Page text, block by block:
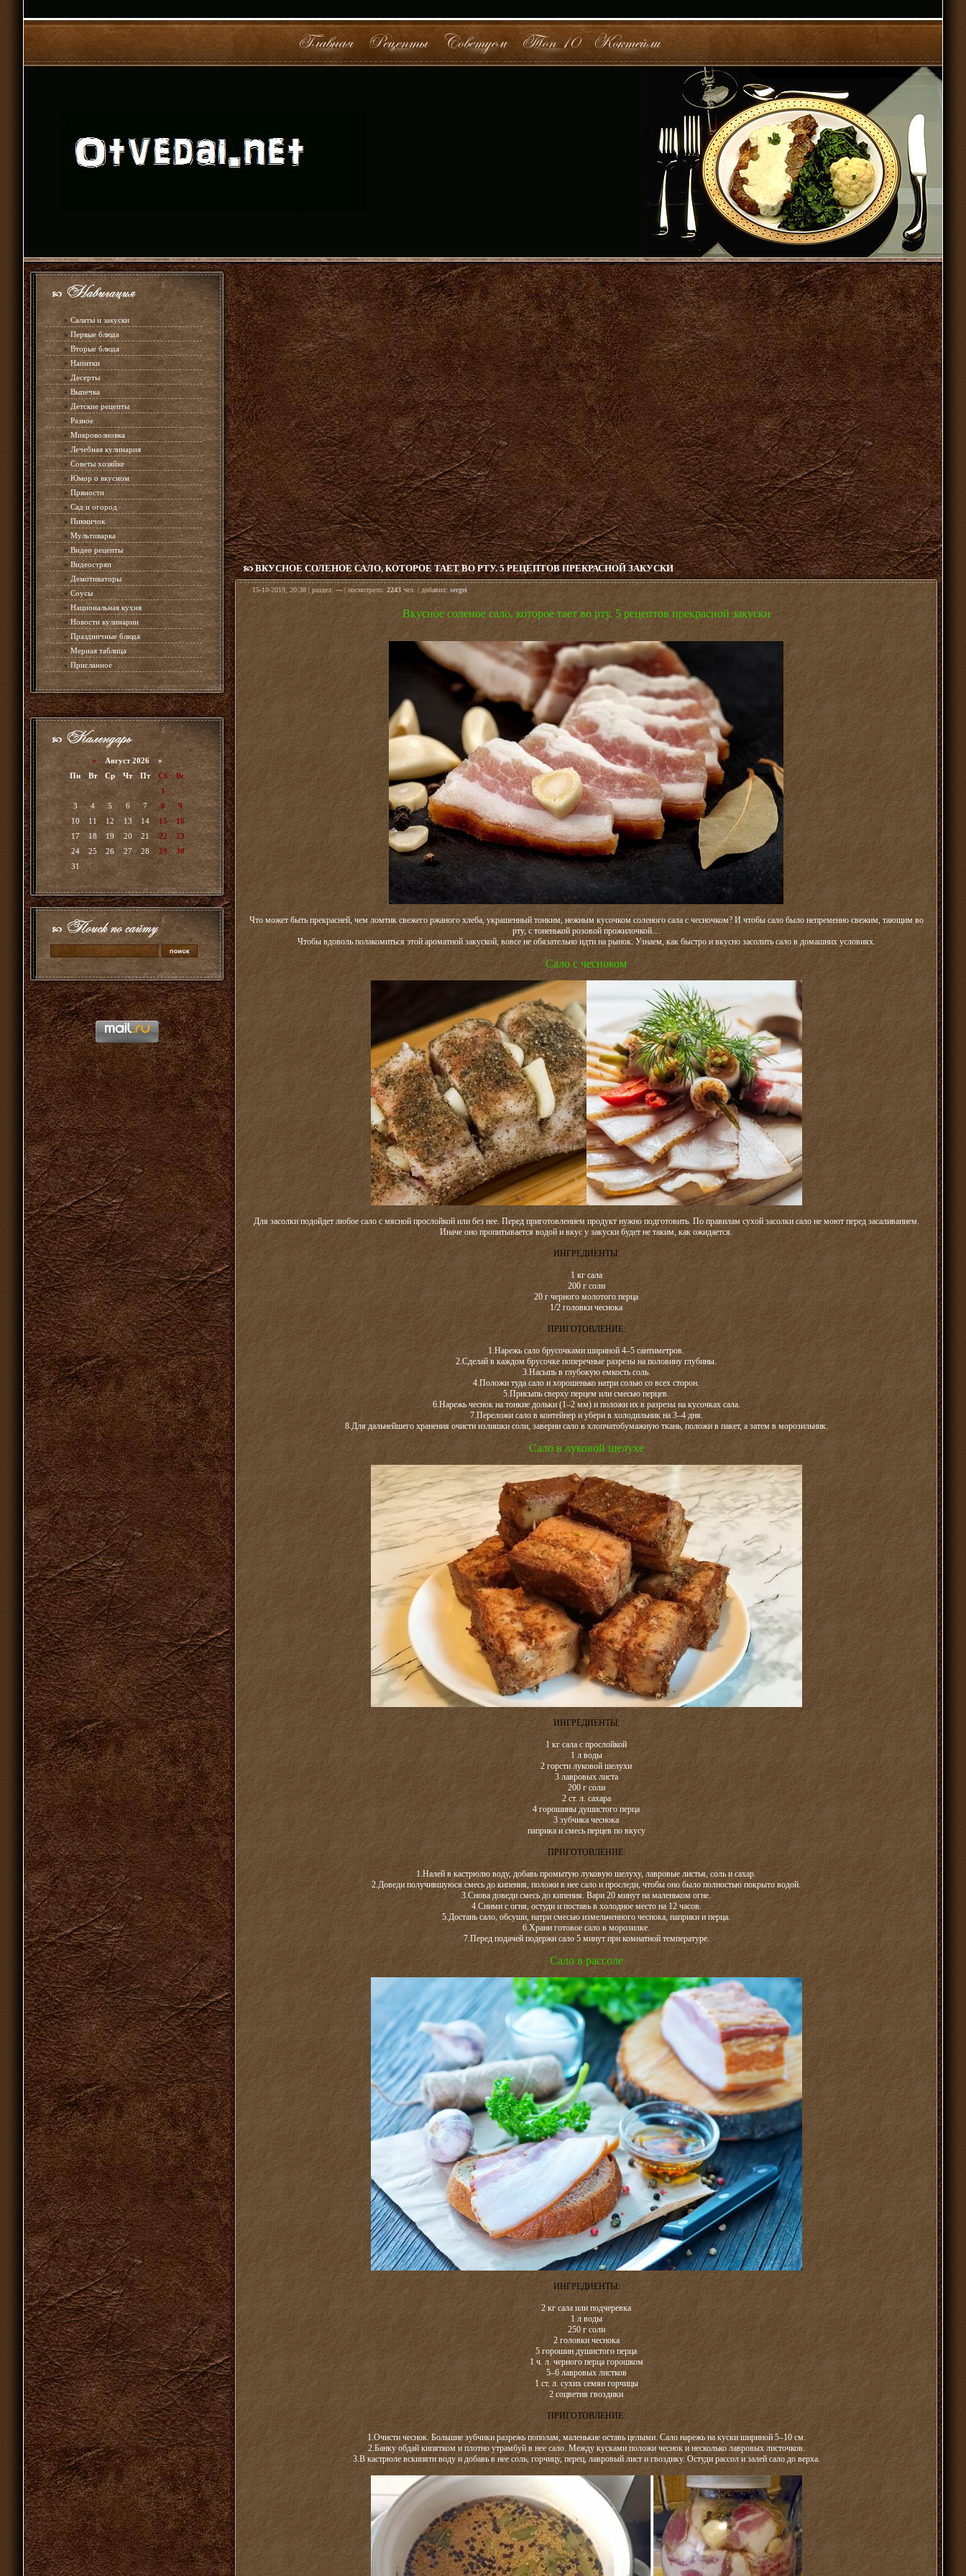
» Салаты и закуски
» Первые блюда
» Вторые блюда
» Напитки
»Десерты
» Выпечка
» Детские рецепты
» Разное
» Микроволновка
» Лечебная кулинария
» Советы хозяйке
» Юмор о вкусном
» Пряности
» Сад и огород
» Пикничок
» Мультиварка
» Видео рецепты
» Видеостряп
» Демотиваторы
» Соусы
» Национальная кухня
» Новости кулинарии
» Праздничные блюда
» Мерная таблица
» Присланное
« Август 2026 »
Пн
Вт Ср Чт Пт Сб
Вс
1
2
3
4 5 6 7 8
9
10
11 12 13 14 15
16
17
18 19 20 21 22
23
24
25 26 27 28 29
30
31
ВКУСНОЕ СОЛЕНОЕ САЛО, КОТОРОЕ ТАЕТ ВО РТУ. 5 РЕЦЕПТОВ ПРЕКРАСНОЙ ЗАКУСКИ
15-10-2019, 20:38 | раздел:--- | посмотрело: 2243 чел. | добавил: sergei
Вкусное соленое сало, которое тает во рту. 5 рецептов прекрасной закуски
Что может быть прекрасней, чем ломтик свежего ржаного хлеба, украшенный тонким, нежным кусочком соленого сала с чесночком? И чтобы сало было непременно свежим, тающим во
рту, с тоненькой розовой прожилочкой…
Чтобы вдоволь полакомиться этой ароматной закуской, вовсе не обязательно идти на рынок. Узнаем, как быстро и вкусно засолить сало в домашних условиях.
Сало с чесноком
Для засолки подойдет любое сало с мясной прослойкой или без нее. Перед приготовлением продукт нужно подготовить. По правилам сухой засолки сало не моют перед засаливанием.
Иначе оно пропитывается водой и вкус у закуски будет не таким, как ожидается.
ИНГРЕДИЕНТЫ:
1 кг сала
200 г соли
20 г черного молотого перца
1/2 головки чеснока
ПРИГОТОВЛЕНИЕ:
1.Нарежь сало брусочками шириной 4–5 сантиметров.
2.Сделай в каждом брусочке поперечные разрезы на половину глубины.
3.Насыпь в глубокую емкость соль.
4.Положи туда сало и хорошенько натри солью со всех сторон.
5.Присыпь сверху перцем или смесью перцев.
6.Нарежь чеснок на тонкие дольки (1–2 мм) и положи их в разрезы на кусочках сала.
7.Переложи сало в контейнер и убери в холодильник на 3–4 дня.
8.Для дальнейшего хранения очисти излишки соли, заверни сало в хлопчатобумажную ткань, положи в пакет, а затем в морозильник.
Сало в луковой шелухе
ИНГРЕДИЕНТЫ:
1 кг сала с прослойкой
1 л воды
2 горсти луковой шелухи
3 лавровых листа
200 г соли
2 ст. л. сахара
4 горошины душистого перца
3 зубчика чеснока
паприка и смесь перцев по вкусу
ПРИГОТОВЛЕНИЕ:
1.Налей в кастрюлю воду, добавь промытую луковую шелуху, лавровые листья, соль и сахар.
2.Доведи получившуюся смесь до кипения, положи в нее сало и проследи, чтобы оно было полностью покрыто водой.
3.Снова доведи смесь до кипения. Вари 20 минут на маленьком огне.
4.Сними с огня, остуди и поставь в холодное место на 12 часов.
5.Достань сало, обсуши, натри смесью измельченного чеснока, паприки и перца.
6.Храни готовое сало в морозилке.
7.Перед подачей подержи сало 5 минут при комнатной температуре.
Сало в рассоле
ИНГРЕДИЕНТЫ:
2 кг сала или подчеревка
1 л воды
250 г соли
2 головки чеснока
5 горошин душистого перца
1 ч. л. черного перца горошком
5–6 лавровых листков
1 ст. л. сухих семян горчицы
2 соцветия гвоздики
ПРИГОТОВЛЕНИЕ:
1.Очисти чеснок. Большие зубчики разрежь пополам, маленькие оставь целыми. Сало нарежь на куски шириной 5–10 см.
2.Банку обдай кипятком и плотно утрамбуй в нее сало. Между кусками положи чеснок и несколько лавровых листочков.
3.В кастрюле вскипяти воду и добавь в нее соль, горчицу, перец, лавровый лист и гвоздику. Остуди рассол и залей сало до верха.